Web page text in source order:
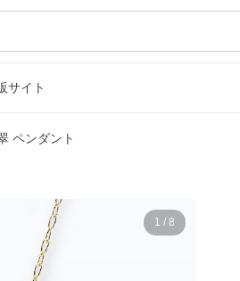
サイト
ペンダント
1 / 8